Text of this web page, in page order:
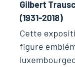
Gilbert
(1931-2018)
Cette
figure